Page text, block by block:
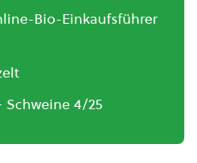
Bio-Einkaufsführer
Schweine 4/25